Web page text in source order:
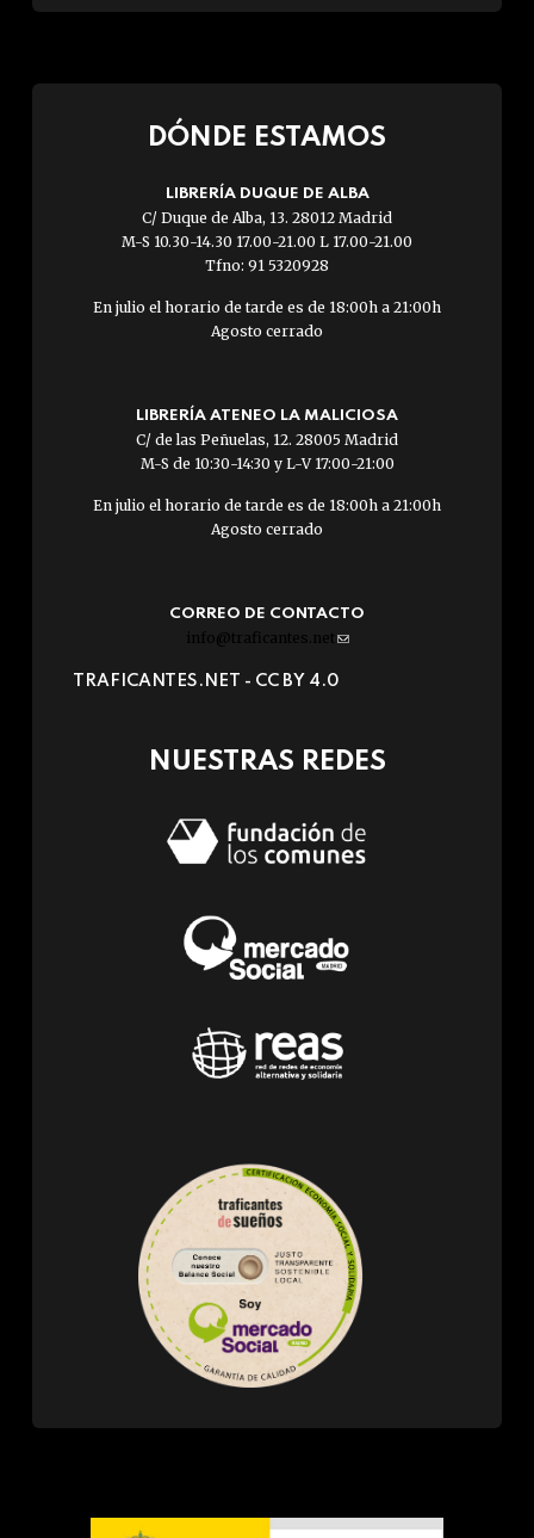
DÓNDE ESTAMOS
LIBRERÍA DUQUE DE ALBA
C/ Duque de Alba, 13. 28012 Madrid
M-S 10.30-14.30 17.00-21.00 L 17.00-21.00
Tfno: 91 5320928
En julio el horario de tarde es de 18:00h a 21:00h
Agosto cerrado
LIBRERÍA ATENEO LA MALICIOSA
C/ de las Peñuelas, 12. 28005 Madrid
M-S de 10:30-14:30 y L-V 17:00-21:00
En julio el horario de tarde es de 18:00h a 21:00h
Agosto cerrado
CORREO DE CONTACTO
info@traficantes.net (link
e-
TRAFICANTES.NET - CC BY 4.0
NUESTRAS REDES